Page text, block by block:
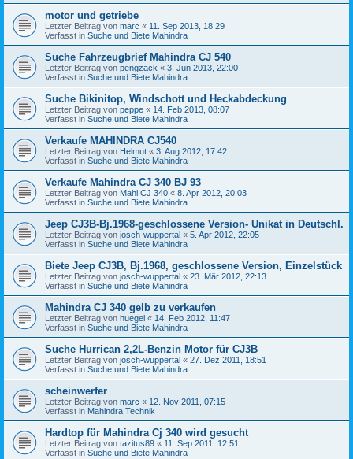
motor und getriebe
Letzter Beitrag von marc « 11. Sep 2013, 18:29
Verfasst in Suche und Biete Mahindra
Suche Fahrzeugbrief Mahindra CJ 540
Letzter Beitrag von pengzack « 3. Jun 2013, 22:00
Verfasst in Suche und Biete Mahindra
Suche Bikinitop, Windschott und Heckabdeckung
Letzter Beitrag von peppe « 14. Feb 2013, 08:07
Verfasst in Suche und Biete Mahindra
Verkaufe MAHINDRA CJ540
Letzter Beitrag von Helmut « 3. Aug 2012, 17:42
Verfasst in Suche und Biete Mahindra
Verkaufe Mahindra CJ 340 BJ 93
Letzter Beitrag von Mahi CJ 340 « 8. Apr 2012, 20:03
Verfasst in Suche und Biete Mahindra
Jeep CJ3B-Bj.1968-geschlossene Version- Unikat in Deutschl.
Letzter Beitrag von josch-wuppertal « 5. Apr 2012, 22:05
Verfasst in Suche und Biete Mahindra
Biete Jeep CJ3B, Bj.1968, geschlossene Version, Einzelstück
Letzter Beitrag von josch-wuppertal « 23. Mär 2012, 22:13
Verfasst in Suche und Biete Mahindra
Mahindra CJ 340 gelb zu verkaufen
Letzter Beitrag von huegel « 14. Feb 2012, 11:47
Verfasst in Suche und Biete Mahindra
Suche Hurrican 2,2L-Benzin Motor für CJ3B
Letzter Beitrag von josch-wuppertal « 27. Dez 2011, 18:51
Verfasst in Suche und Biete Mahindra
scheinwerfer
Letzter Beitrag von marc « 12. Nov 2011, 07:15
Verfasst in Mahindra Technik
Hardtop für Mahindra Cj 340 wird gesucht
Letzter Beitrag von tazitus89 « 11. Sep 2011, 12:51
Verfasst in Suche und Biete Mahindra